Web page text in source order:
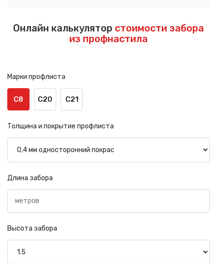
Онлайн калькулятор стоимости забора
из профнастила
Марки профлиста
С8 С20 С21
Толщина и покрытие профлиста
Длина забора
Высота забора